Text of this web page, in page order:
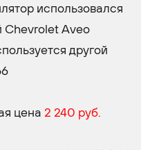
использовался
Chevrolet Aveo
другой
цена 2 240 руб.